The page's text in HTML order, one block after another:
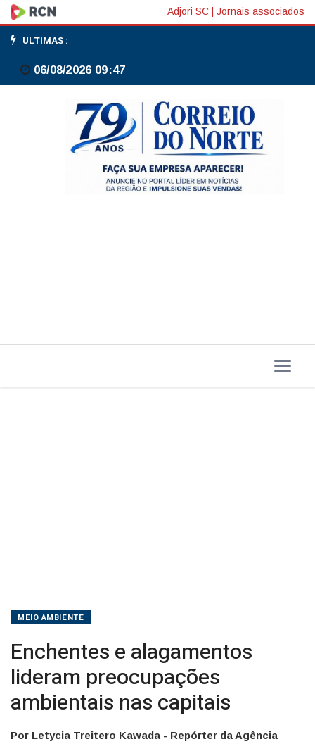
Enchentes
e
alagamentos
lideram
preocupações
ambientais
Adjori SC Jornais associados
ULTIMAS :
06/08/2026 09:47
MEIO AMBIENTE
Enchentes e alagamentos
lideram preocupações
ambientais nas capitais
Por Letycia Treitero Kawada - Repórter da Agência